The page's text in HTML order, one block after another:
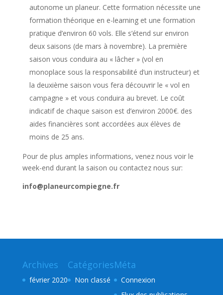
autonome un planeur. Cette formation nécessite une
formation théorique en e-learning et une formation
pratique d’environ 60 vols. Elle s’étend sur environ
deux saisons (de mars à novembre). La première
saison vous conduira au « lâcher » (vol en
monoplace sous la responsabilité d’un instructeur) et
la deuxième saison vous fera découvrir le « vol en
campagne » et vous conduira au brevet. Le coût
indicatif de chaque saison est d’environ 2000€. des
aides financières sont accordées aux élèves de
moins de 25 ans.
Pour de plus amples informations, venez nous voir le
week-end durant la saison ou contactez nous sur:
info@planeurcompiegne.fr
Archives
février 2020
Catégories
Non classé
Méta
Connexion